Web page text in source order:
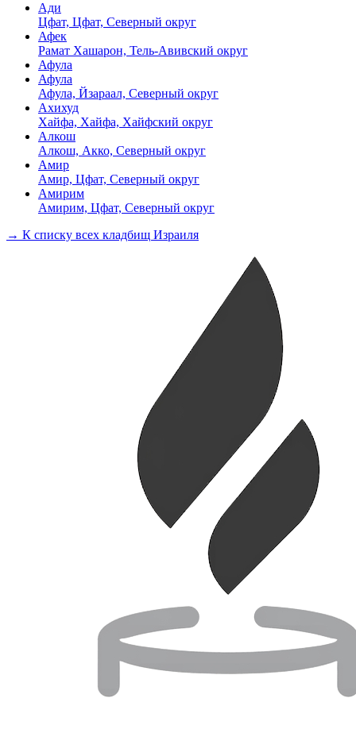
Ади
Цфат, Цфат, Северный округ
Афек
Рамат Хашарон, Тель-Авивский округ
Афула
Афула
Афула, Йзараал, Северный округ
Ахихуд
Хайфа, Хайфа, Хайфский округ
Алкош
Алкош, Акко, Северный округ
Амир
Амир, Цфат, Северный округ
Амирим
Амирим, Цфат, Северный округ
→ К списку всех кладбищ Израиля